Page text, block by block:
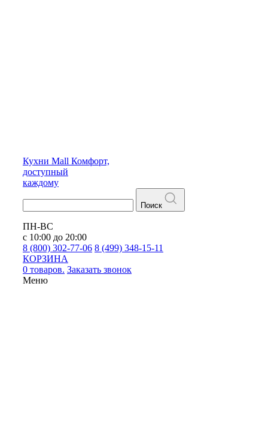
Кухни Mall Комфорт,
доступный
каждому
Поиск
ПН-ВС
с 10:00 до 20:00
8 (800) 302-77-06 8 (499) 348-15-11
КОРЗИНА
0 товаров. Заказать звонок
Меню